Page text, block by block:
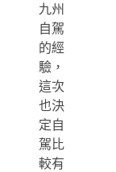
九州
自駕
的經
驗，
這次
也決
定自
駕比
較有